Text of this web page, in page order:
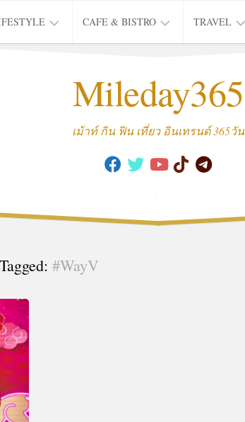
EVENT
CAFE & BISTRO
CAFE
TRAVEL
THAI
TRIP
Mileday365
เม้าท์ กิน ฟิน เที่ยว อินเทรนด์ 365วัน
Tagged: #WayV